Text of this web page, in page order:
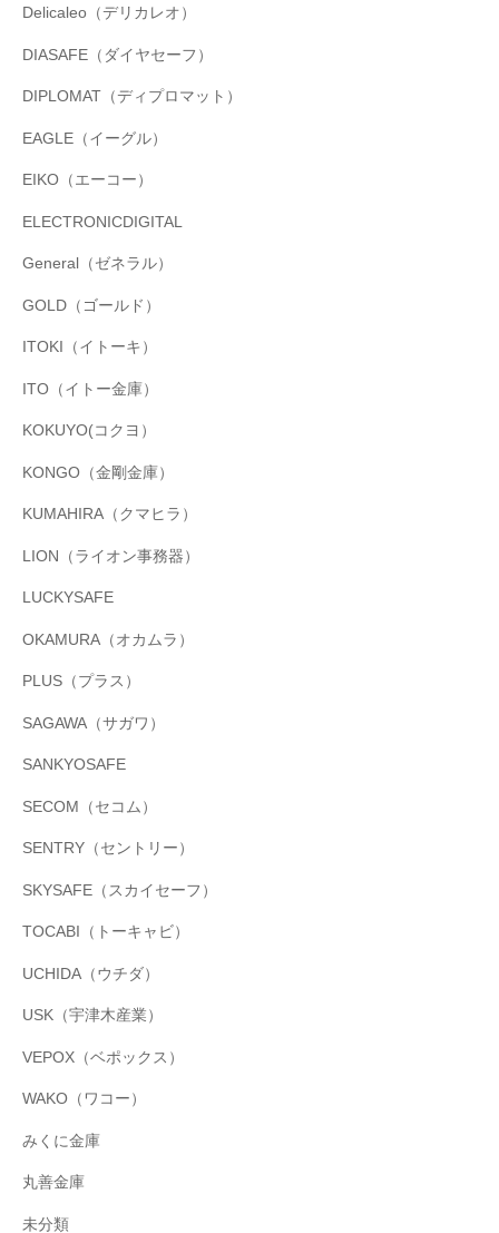
Delicaleo（デリカレオ）
DIASAFE（ダイヤセーフ）
DIPLOMAT（ディプロマット）
EAGLE（イーグル）
EIKO（エーコー）
ELECTRONICDIGITAL
General（ゼネラル）
GOLD（ゴールド）
ITOKI（イトーキ）
ITO（イトー金庫）
KOKUYO(コクヨ）
KONGO（金剛金庫）
KUMAHIRA（クマヒラ）
LION（ライオン事務器）
LUCKYSAFE
OKAMURA（オカムラ）
PLUS（プラス）
SAGAWA（サガワ）
SANKYOSAFE
SECOM（セコム）
SENTRY（セントリー）
SKYSAFE（スカイセーフ）
TOCABI（トーキャビ）
UCHIDA（ウチダ）
USK（宇津木産業）
VEPOX（ベポックス）
WAKO（ワコー）
みくに金庫
丸善金庫
未分類